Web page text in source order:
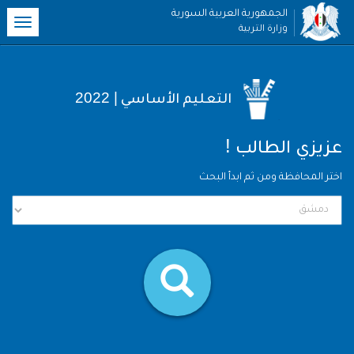
الجمهورية العربية السورية
وزارة التربية
التعليم الأساسي
عزيزي الطالب !
اختر المحافظة ومن ثم ابدأ البحث